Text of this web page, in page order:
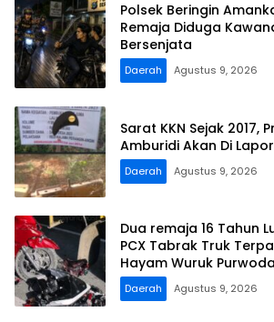
Polsek Beringin
Remaja Diduga
Bersenjata
Daerah Agustus 9, 2026
Sarat KKN Sejak 2017,
Amburidi Akan Di Lapor
Daerah Agustus 9, 2026
Dua remaja 16 Tahun
PCX Tabrak Truk
Hayam Wuruk
Daerah Agustus 9, 2026